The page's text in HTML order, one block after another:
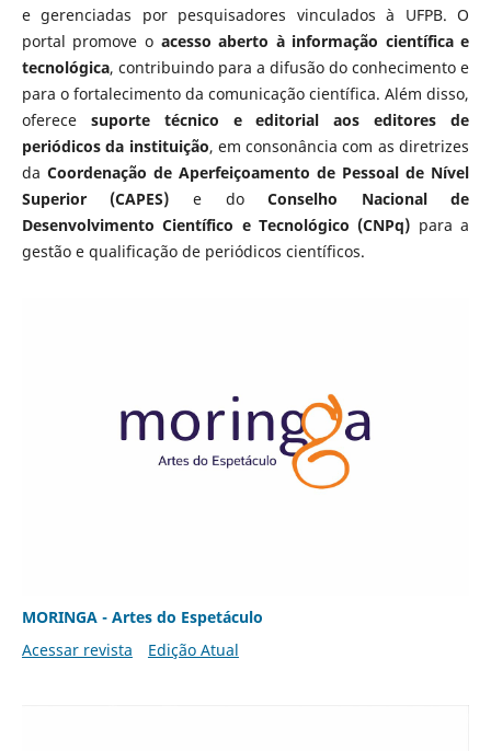
e gerenciadas por pesquisadores vinculados à UFPB. O
portal promove o acesso aberto à informação científica e
tecnológica, contribuindo para a difusão do conhecimento e
para o fortalecimento da comunicação científica. Além disso,
oferece suporte técnico e editorial aos editores de
periódicos da instituição, em consonância com as diretrizes
da Coordenação de Aperfeiçoamento de Pessoal de Nível
Superior (CAPES) e doConselho Nacional de
Desenvolvimento Científico e Tecnológico (CNPq) para a
gestão e qualificação de periódicos científicos.
MORINGA - Artes do Espetáculo
Acessar revista
Edição Atual